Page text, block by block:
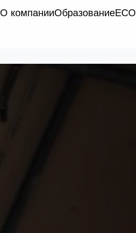
О компанииОбразованиеECO